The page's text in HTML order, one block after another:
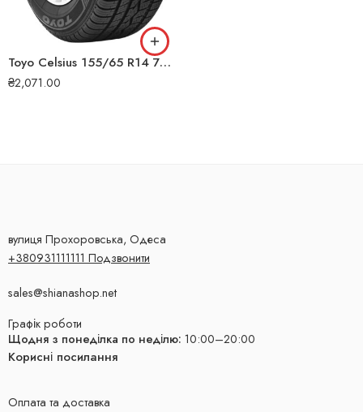
Toyo Celsius 155/65 R14 75T всесезонна шина
₴2,071.00
вулиця Прохоровська, Одеса
+380931111111 Подзвонити
sales@shianashop.net
Графік роботи
Щодня з понеділка по неділю: 10:00–20:00
Корисні посилання
Оплата та доставка